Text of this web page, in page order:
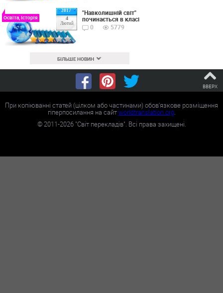
2017
4
Лютий
Освіта, Історія
"Навколишній світ"
починається в класі
0
5779
БІЛЬШЕ НОВИН
ВВЕРХ
При копіюванні статей (цілком або частинами) обов'язкове розміщення
гіперпосилання на сайтworldtranslation.org.
©2011-2026"Світ перекладів". Всі права захищені.